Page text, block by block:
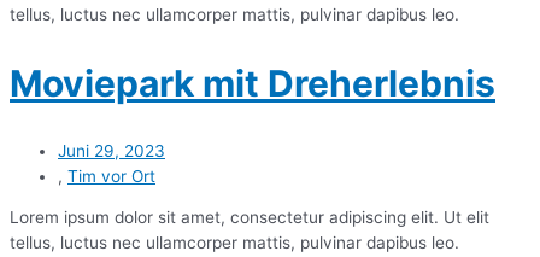
tellus, luctus nec ullamcorper mattis, pulvinar dapibus leo.
Moviepark mit Dreherlebnis
Juni 29, 2023
, Tim vor Ort
Lorem ipsum dolor sit amet, consectetur adipiscing elit. Ut elit
tellus, luctus nec ullamcorper mattis, pulvinar dapibus leo.